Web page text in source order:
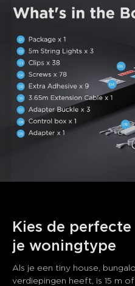
Kies de
je woningtype
Als je een tiny house,
verdiepingen heeft, is 15 m